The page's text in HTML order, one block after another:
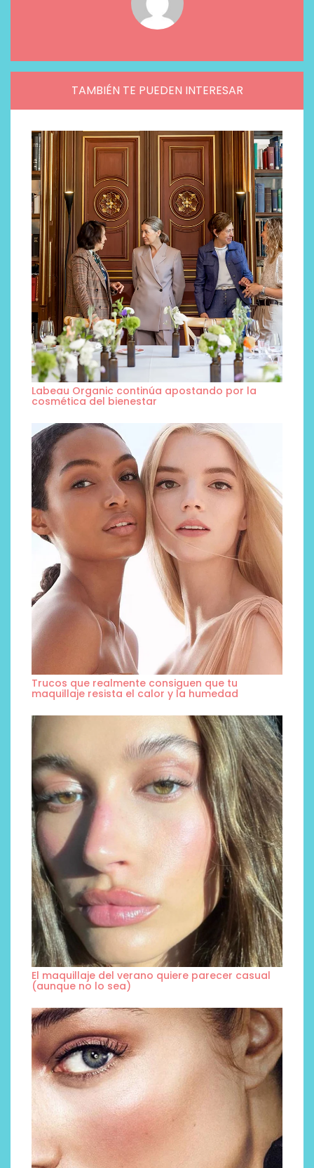
TAMBIÉN TE PUEDEN INTERESAR
Labeau Organic continúa apostando por la
cosmética del bienestar
Trucos que realmente consiguen que tu
maquillaje resista el calor y la humedad
El maquillaje del verano quiere parecer casual
(aunque no lo sea)